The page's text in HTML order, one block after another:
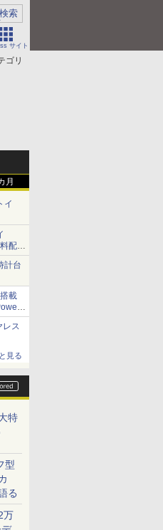
サイト
ゴリ
月
イ
配信
計台
載
レス
見る
特
型
る
万